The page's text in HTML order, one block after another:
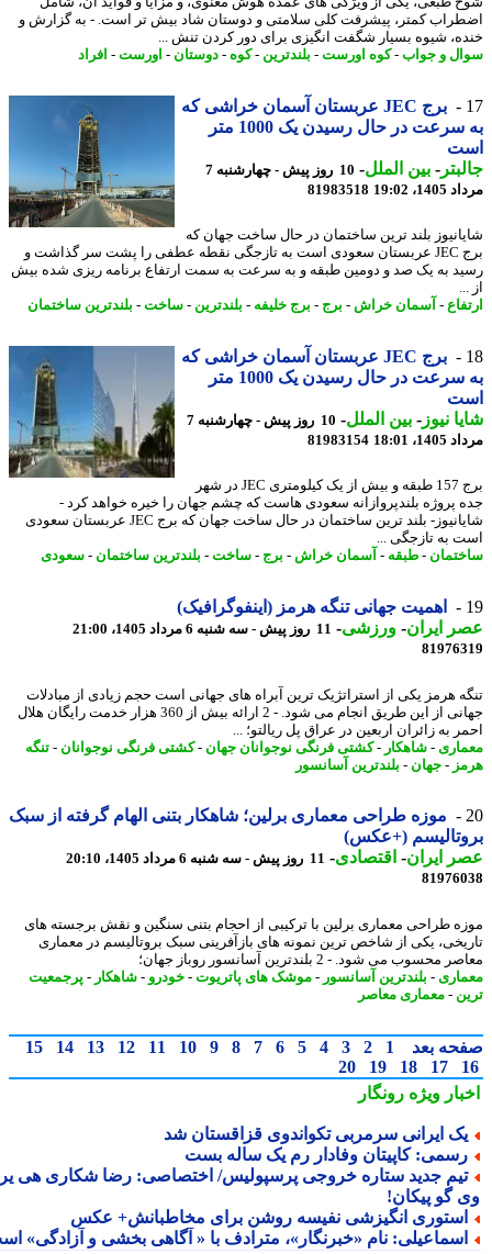
کمتر، پیشرفت کلی سلامتی و دوستان شاد بیش تر است. - به گزارش و
شیوه بسیار شگفت انگیزی برای دور کردن تنش ...
و جواب- کوه اورست -بلندترین- کوه-دوستان-اورست -افراد
برج JEC عربستان آسمان خراشی که
به سرعت در حال رسیدن یک 1000 متر
-بین الملل-
10 روز پیش - چهارشنبه 7
19:02
81983518
بلند ترین ساختمان در حال ساخت جهان که
برج JEC عربستان سعودی است به تازجگی نقطه عطفی را پشت سر گذاشت و
به یک صد و دومین طبقه و به سرعت به سمت ارتفاع برنامه ریزی شده بیش
-آسمان خراش -برج-برج خلیفه-بلندترین- ساخت-بلندترین ساختمان
برج JEC عربستان آسمان خراشی که
به سرعت در حال رسیدن یک 1000 متر
نیوز-بین الملل-
10 روز پیش - چهارشنبه 7
18:01
81983154
برج 157 طبقه و بیش از یک کیلومتری JEC در شهر
پروژه بلندپروازانه سعودی هاست که چشم جهان را خیره خواهد کرد -
شایانیوز- بلند ترین ساختمان در حال ساخت جهان که برج JEC عربستان سعودی
به تازجگی ...
-طبقه-آسمان خراش -برج-ساخت-بلندترین ساختمان-سعودی
اهمیت جهانی تنگه هرمز (اینفوگرافیک)
ایران- ورزشی-11 روز پیش - سه شنبه 6 مرداد 1405، 21:00
هرمز یکی از استراتژیک ترین آبراه های جهانی است حجم زیادی از مبادلات
جهانی از این طریق انجام می شود. - 2 ارائه بیش از 360 هزار خدمت رایگان هلال
به زائران اربعین در عراق پل ریالتو؛ ...
- شاهکار-کشتی فرنگی نوجوانان جهان-کشتی فرنگی نوجوانان-تنگه
- جهان-بلندترین آسانسور
موزه طراحی معماری برلین؛ شاهکار بتنی الهام گرفته از سبک
(+عکس)
ایران- اقتصادی-11 روز پیش - سه شنبه 6 مرداد 1405، 20:10
طراحی معماری برلین با ترکیبی از احجام بتنی سنگین و نقش برجسته های
یکی از شاخص ترین نمونه های بازآفرینی سبک بروتالیسم در معماری
می شود. - 2 بلندترین آسانسور روباز جهان؛
- بلندترین آسانسور-موشک های پاتریوت -خودرو-شاهکار-پرجمعیت
- معماری معاصر
بعد 1
2
3
4
5
6
7
8
9
10
11
12
13
14
15
17
18
19
20
ویژهرونگار
ایرانی سرمربی تکواندوی قزاقستان شد
کاپیتان وفادار رم یک ساله بست
جدید ستاره خروجی پرسپولیس/ اختصاصی: رضا شکاری هی یر
گو پیکان!
انگیزشی نفیسه روشن برای مخاطبانش+ عکس
نامِ «خبرنگار»، مترادف با « آگاهی بخشی و آزادگی» است